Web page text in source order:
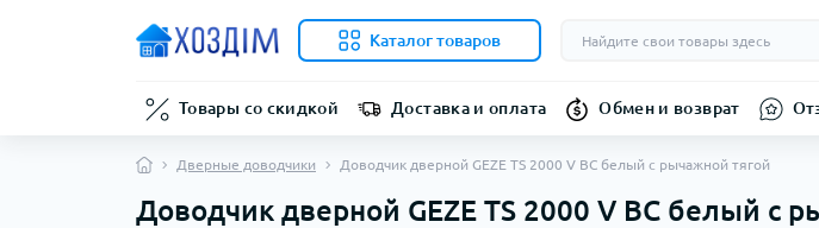
Каталог товаров
Товары со скидкой Доставка и оплата Обмен и возврат
Дверные доводчики Доводчик дверной GEZE TS 2000 V BC белый с рычажной тягой
Доводчик дверной GEZE TS 2000 V BC белый с